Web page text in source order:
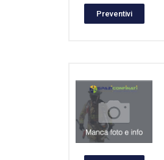
Preventivi